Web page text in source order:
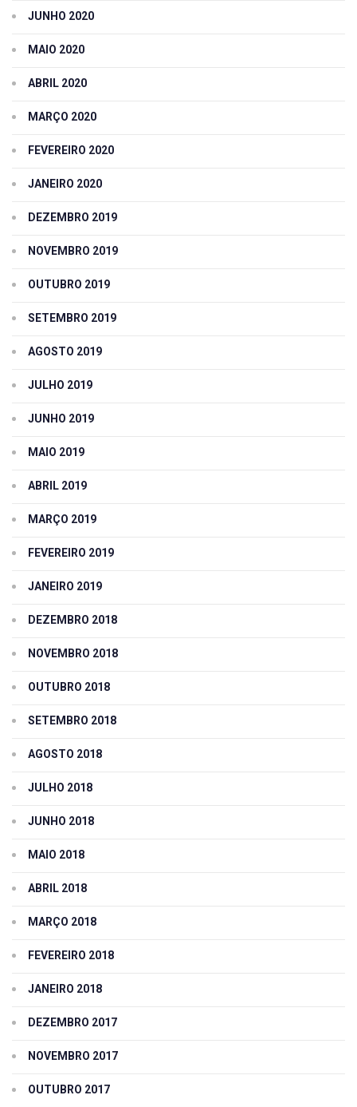
JUNHO 2020
MAIO 2020
ABRIL 2020
MARÇO 2020
FEVEREIRO 2020
JANEIRO 2020
DEZEMBRO 2019
NOVEMBRO 2019
OUTUBRO 2019
SETEMBRO 2019
AGOSTO 2019
JULHO 2019
JUNHO 2019
MAIO 2019
ABRIL 2019
MARÇO 2019
FEVEREIRO 2019
JANEIRO 2019
DEZEMBRO 2018
NOVEMBRO 2018
OUTUBRO 2018
SETEMBRO 2018
AGOSTO 2018
JULHO 2018
JUNHO 2018
MAIO 2018
ABRIL 2018
MARÇO 2018
FEVEREIRO 2018
JANEIRO 2018
DEZEMBRO 2017
NOVEMBRO 2017
OUTUBRO 2017